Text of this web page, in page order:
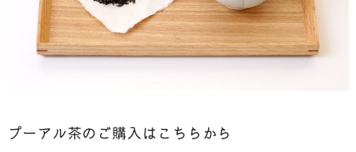
プーアル茶のご購入はこちらから